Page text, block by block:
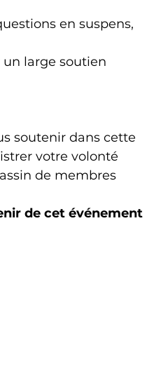
en suspens,
large soutien
soutenir dans cette
votre volonté
de membres
de cet événement